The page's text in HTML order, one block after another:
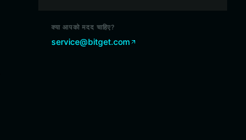
क्या आपको मदद चाहिए?
service@bitget.com